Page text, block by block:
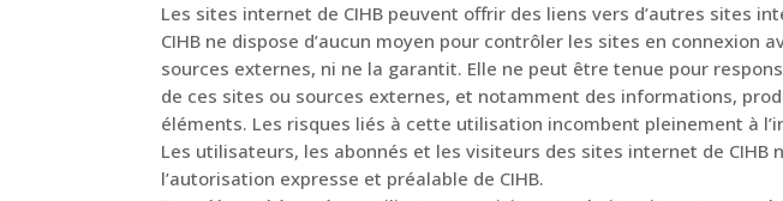
Les sites internet de CIHB peuvent offrir des liens vers d’autres sites
CIHB ne dispose d’aucun moyen pour contrôler les sites en
sources externes, ni ne la garantit. Elle ne peut être tenue pour
de ces sites ou sources externes, et notamment des informations,
éléments. Les risques liés à cette utilisation incombent pleinement à
Les utilisateurs, les abonnés et les visiteurs des sites internet de
l’autorisation expresse et préalable de CIHB.